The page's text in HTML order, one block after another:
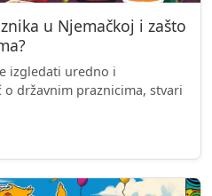
u Njemačkoj i zašto
izgledati uredno i
državnim praznicima, stvari